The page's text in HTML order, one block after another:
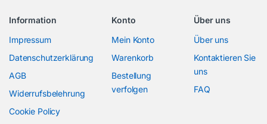
Information
Impressum
Datenschutzerklärung
AGB
Widerrufsbelehrung
Cookie Policy
Konto
Mein Konto
Warenkorb
Bestellung
verfolgen
Über uns
Über uns
Kontaktieren Sie
uns
FAQ